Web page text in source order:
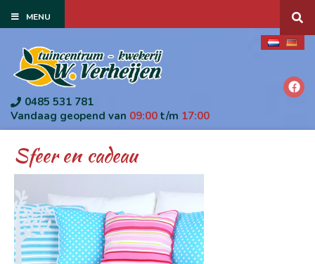
n
MENU
0485 531 781
Vandaag geopend van 09:00 t/m 17:00
Sfeer en cadeau